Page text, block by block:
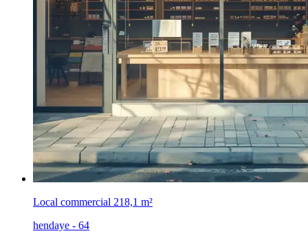
Local commercial 218,1 m²
hendaye - 64